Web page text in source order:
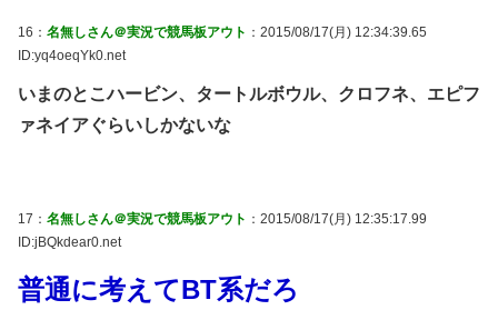
16： 名無しさん＠実況で競馬板アウト ：2015/08/17(月) 12:34:39.65
ID:yq4oeqYk0.net
いまのとこハービン、タートルボウル、クロフネ、エピフ
ァネイアぐらいしかないな
17： 名無しさん＠実況で競馬板アウト ：2015/08/17(月) 12:35:17.99
ID:jBQkdear0.net
普通に考えてBT系だろ